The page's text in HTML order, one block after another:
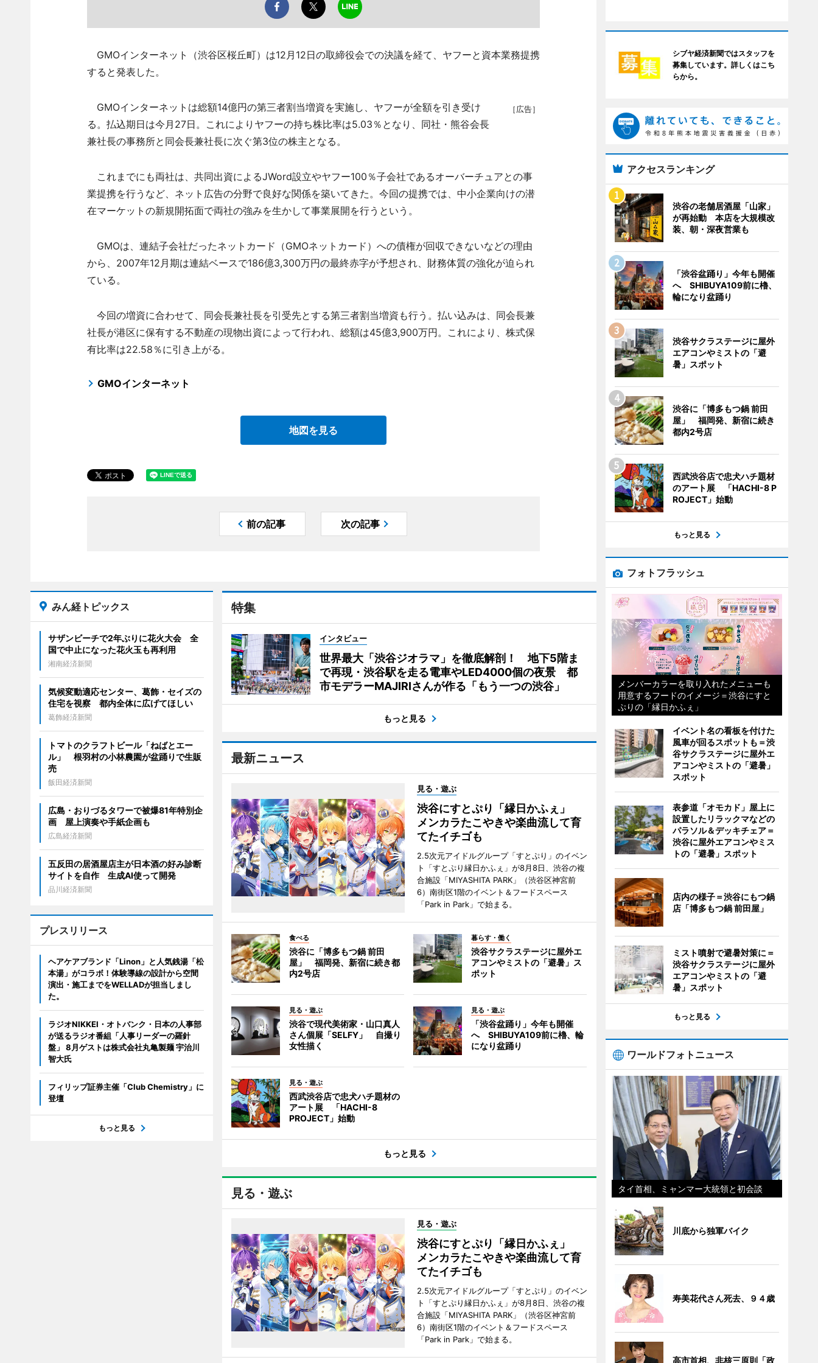
GMOインターネット（渋谷区桜丘町）は12月12日の取締役会での決議を経て、ヤフーと資本業務提携
すると発表した。
［広告］
GMOインターネットは総額14億円の第三者割当増資を実施し、ヤフーが全額を引き受け
る。払込期日は今月27日。これによりヤフーの持ち株比率は5.03％となり、同社・熊谷会長
兼社長の事務所と同会長兼社長に次ぐ第3位の株主となる。
これまでにも両社は、共同出資によるJWord設立やヤフー100％子会社であるオーバーチュアとの事
業提携を行うなど、ネット広告の分野で良好な関係を築いてきた。今回の提携では、中小企業向けの潜
在マーケットの新規開拓面で両社の強みを生かして事業展開を行うという。
GMOは、連結子会社だったネットカード（GMOネットカード）への債権が回収できないなどの理由
から、2007年12月期は連結ベースで186億3,300万円の最終赤字が予想され、財務体質の強化が迫られ
ている。
今回の増資に合わせて、同会長兼社長を引受先とする第三者割当増資も行う。払い込みは、同会長兼
社長が港区に保有する不動産の現物出資によって行われ、総額は45億3,900万円。これにより、株式保
有比率は22.58％に引き上がる。
GMOインターネット
地図を見る
前の記事 次の記事
特集
インタビュー
世界最大「渋谷ジオラマ」を徹底解剖！ 地下5階ま
で再現・渋谷駅を走る電車やLED4000個の夜景 都
市モデラーMAJIRIさんが作る「もう一つの渋谷」
もっと見る
最新ニュース
見る・遊ぶ
渋谷にすとぷり「縁日かふぇ」
メンカラたこやきや楽曲流して育
てたイチゴも
2.5次元アイドルグループ「すとぷり」のイベン
ト「すとぷり縁日かふぇ」が8月8日、渋谷の複
合施設「MIYASHITA PARK」（渋谷区神宮前
6）南街区1階のイベント＆フードスペース
「Park in Park」で始まる。
食べる
渋谷に「博多もつ鍋 前田
屋」 福岡発、新宿に続き都
内2号店
暮らす・働く
渋谷サクラステージに屋外エ
アコンやミストの「避暑」ス
ポット
見る・遊ぶ
渋谷で現代美術家・山口真人
さん個展「SELFY」 自撮り
女性描く
見る・遊ぶ
「渋谷盆踊り」今年も開催
へ SHIBUYA109前に櫓、輪
になり盆踊り
見る・遊ぶ
西武渋谷店で忠犬ハチ題材の
アート展 「HACHI-8
PROJECT」始動
もっと見る
見る・遊ぶ
見る・遊ぶ
渋谷にすとぷり「縁日かふぇ」
メンカラたこやきや楽曲流して育
てたイチゴも
2.5次元アイドルグループ「すとぷり」のイベン
ト「すとぷり縁日かふぇ」が8月8日、渋谷の複
合施設「MIYASHITA PARK」（渋谷区神宮前
6）南街区1階のイベント＆フードスペース
「Park in Park」で始まる。
みん経トピックス
サザンビーチで2年ぶりに花火大会 全
国で中止になった花火玉も再利用
湘南経済新聞
気候変動適応センター、葛飾・セイズの
住宅を視察 都内全体に広げてほしい
葛飾経済新聞
トマトのクラフトビール「ねばとエー
ル」 根羽村の小林農園が盆踊りで生販
売
飯田経済新聞
広島・おりづるタワーで被爆81年特別企
画 屋上演奏や手紙企画も
広島経済新聞
五反田の居酒屋店主が日本酒の好み診断
サイトを自作 生成AI使って開発
品川経済新聞
プレスリリース
ヘアケアブランド「Linon」と人気銭湯「松
本湯」がコラボ！体験導線の設計から空間
演出・施工までをWELLADが担当しまし
た。
ラジオNIKKEI・オトバンク・日本の人事部
が送るラジオ番組「人事リーダーの羅針
盤」 8月ゲストは株式会社丸亀製麺 宇治川
智大氏
フィリップ証券主催「Club Chemistry」に
登壇
もっと見る
シブヤ経済新聞ではスタッフを
募集しています。詳しくはこち
らから。
アクセスランキング
渋谷の老舗居酒屋「山家」
が再始動 本店を大規模改
装、朝・深夜営業も
「渋谷盆踊り」今年も開催
へ SHIBUYA109前に櫓、
輪になり盆踊り
渋谷サクラステージに屋外
エアコンやミストの「避
暑」スポット
渋谷に「博多もつ鍋 前田
屋」 福岡発、新宿に続き
都内2号店
西武渋谷店で忠犬ハチ題材
のアート展 「HACHI-8 P
ROJECT」始動
もっと見る
フォトフラッシュ
メンバーカラーを取り入れたメニューも
用意するフードのイメージ＝渋谷にすと
ぷりの「縁日かふぇ」
イベント名の看板を付けた
風車が回るスポットも＝渋
谷サクラステージに屋外エ
アコンやミストの「避暑」
スポット
表参道「オモカド」屋上に
設置したリラックマなどの
パラソル＆デッキチェア＝
渋谷に屋外エアコンやミス
トの「避暑」スポット
店内の様子＝渋谷にもつ鍋
店「博多もつ鍋 前田屋」
ミスト噴射で避暑対策に＝
渋谷サクラステージに屋外
エアコンやミストの「避
暑」スポット
もっと見る
ワールドフォトニュース
タイ首相、ミャンマー大統領と初会談
川底から独軍バイク
寿美花代さん死去、９４歳
高市首相、非核三原則「政